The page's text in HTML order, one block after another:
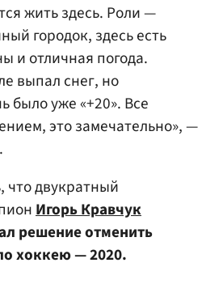
жить здесь. Роли —
городок, здесь есть
и отличная погода.
выпал снег, но
было уже «+20». Все
это замечательно», —
что двукратный
Игорь Кравчук
решение отменить
хоккею — 2020.